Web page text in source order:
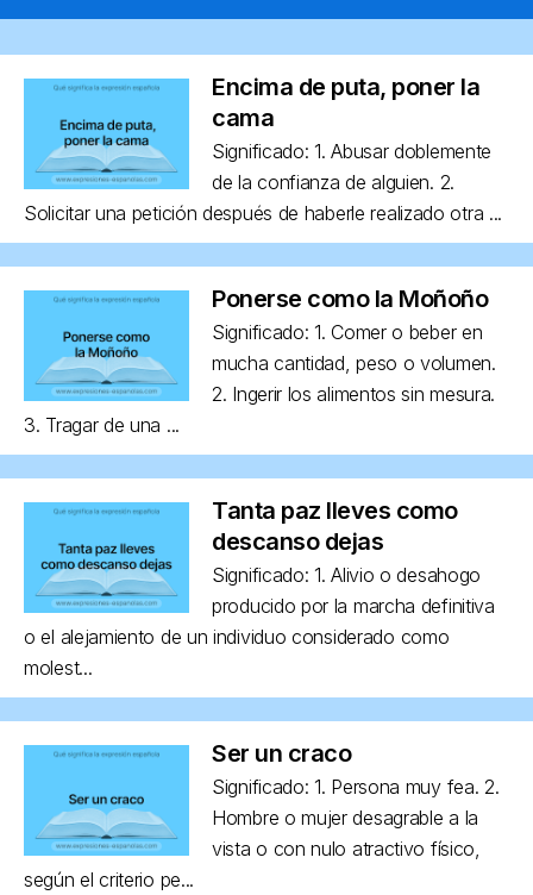
Encima de puta, poner la
cama
Significado: 1. Abusar doblemente
de la confianza de alguien. 2.
Solicitar una petición después de haberle realizado otra ...
Ponerse como la Moñoño
Significado: 1. Comer o beber en
mucha cantidad, peso o volumen.
2. Ingerir los alimentos sin mesura.
3. Tragar de una ...
Tanta paz lleves como
descanso dejas
Significado: 1. Alivio o desahogo
producido por la marcha definitiva
o el alejamiento de un individuo considerado como
molest...
Ser un craco
Significado: 1. Persona muy fea. 2.
Hombre o mujer desagrable a la
vista o con nulo atractivo físico,
según el criterio pe...